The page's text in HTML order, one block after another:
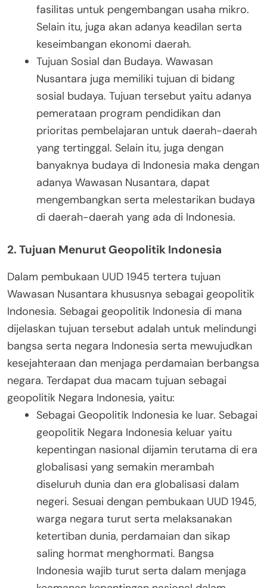
fasilitas untuk pengembangan usaha mikro.
Selain itu, juga akan adanya keadilan serta
keseimbangan ekonomi daerah.
Tujuan Sosial dan Budaya. Wawasan
Nusantara juga memiliki tujuan di bidang
sosial budaya. Tujuan tersebut yaitu adanya
pemerataan program pendidikan dan
prioritas pembelajaran untuk daerah-daerah
yang tertinggal. Selain itu, juga dengan
banyaknya budaya di Indonesia maka dengan
adanya Wawasan Nusantara, dapat
mengembangkan serta melestarikan budaya
di daerah-daerah yang ada di Indonesia.
2. Tujuan Menurut Geopolitik Indonesia
Dalam pembukaan UUD 1945 tertera tujuan
Wawasan Nusantara khususnya sebagai geopolitik
Indonesia. Sebagai geopolitik Indonesia di mana
dijelaskan tujuan tersebut adalah untuk melindungi
bangsa serta negara Indonesia serta mewujudkan
kesejahteraan dan menjaga perdamaian berbangsa
negara. Terdapat dua macam tujuan sebagai
geopolitik Negara Indonesia, yaitu:
Sebagai Geopolitik Indonesia ke luar. Sebagai
geopolitik Negara Indonesia keluar yaitu
kepentingan nasional dijamin terutama di era
globalisasi yang semakin merambah
diseluruh dunia dan era globalisasi dalam
negeri. Sesuai dengan pembukaan UUD 1945,
warga negara turut serta melaksanakan
ketertiban dunia, perdamaian dan sikap
saling hormat menghormati. Bangsa
Indonesia wajib turut serta dalam menjaga